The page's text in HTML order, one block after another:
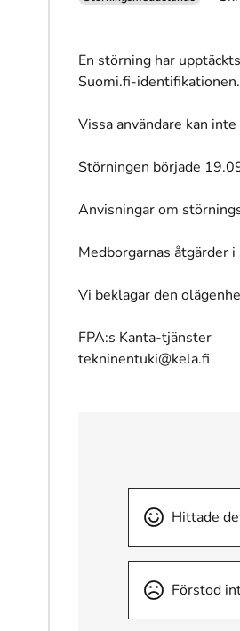
En störning har
Suomi.fi-identifikationen.
Vissa användare kan
Störningen började
Anvisningar om
Medborgarnas åtgärder
Vi beklagar den
FPA:s Kanta-tjänster
tekninentuki@kela.fi
Hittade
Förstod